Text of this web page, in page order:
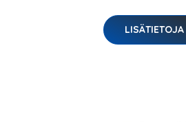
LISÄTIETOJA